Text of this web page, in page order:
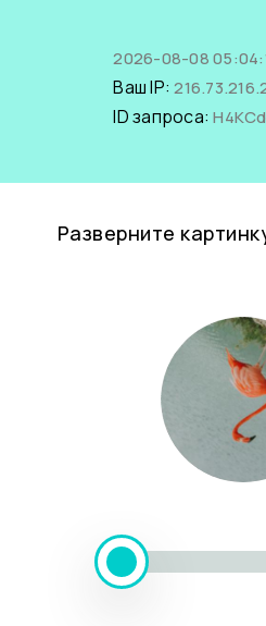
2026-08-08
Ваш IP:
ID запроса:
Разверните